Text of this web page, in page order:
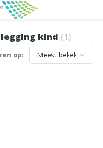
kind (1)
op: